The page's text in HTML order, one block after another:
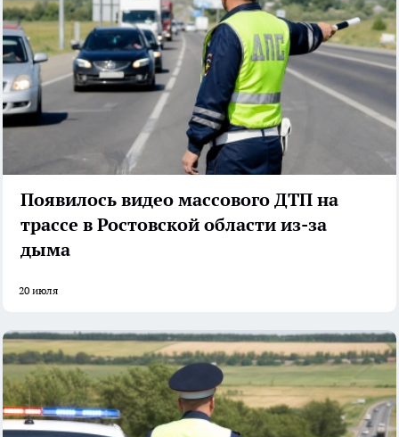
Появилось видео массового ДТП на
трассе в Ростовской области из-за
дыма
20 июля